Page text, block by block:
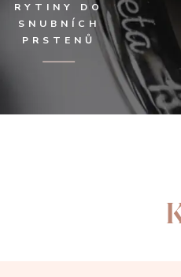
RYTINY DO
SNUBNÍCH
PRSTENŮ